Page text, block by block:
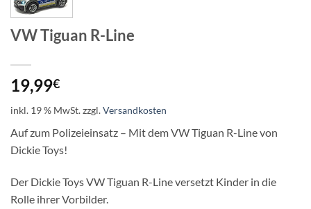
VW Tiguan R-Line
19,99€
inkl. 19 % MwSt.zzgl.Versandkosten
Auf zum Polizeieinsatz – Mit dem VW Tiguan R-Line von
Dickie Toys!
Der Dickie Toys VW Tiguan R-Line versetzt Kinder in die
Rolle ihrer Vorbilder.